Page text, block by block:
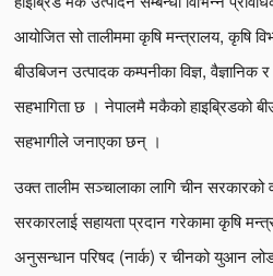
आयोजित सो तालीममा कृषि मन्त्रालय, कृषि
बीउबिजन उत्पादक कम्पनीका विज्ञ, वैज्ञानिक
सहभागिता छ । नेपालमै मकैको हाइब्रिडको
सहभागीले जनाएका छन् ।
उक्त तालीम सञ्चालाका लागि चीन सरकारको
सरकारलाई सहायता प्रदान गरेकामा कृषि
अनुसन्धान परिषद (नार्क) र चीनको युआन